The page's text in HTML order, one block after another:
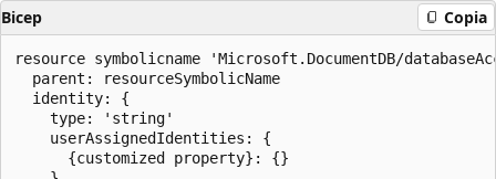
Bicep Copia
resource symbolicname 'Microsoft.DocumentDB/
  parent: resourceSymbolicName
  identity: {
    type: 'string'
    userAssignedIdentities: {
      {customized property}: {}